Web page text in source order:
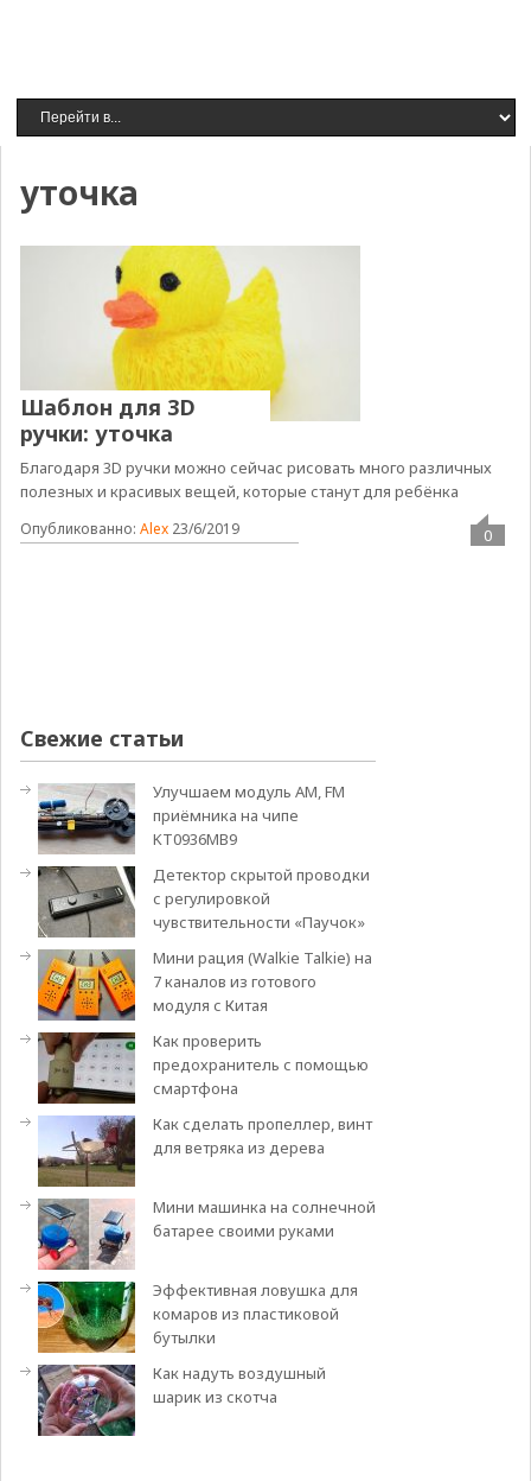
уточка
Шаблон для 3D
ручки: уточка
Благодаря 3D ручки можно сейчас рисовать много различных
полезных и красивых вещей, которые станут для ребёнка
Опубликованно: Alex 23/6/2019 0
Свежие статьи
Улучшаем модуль АМ, FM
приёмника на чипе
KT0936MB9
Детектор скрытой проводки
с регулировкой
чувствительности «Паучок»
Мини рация (Walkie Talkie) на
7 каналов из готового
модуля с Китая
Как проверить
предохранитель с помощью
смартфона
Как сделать пропеллер, винт
для ветряка из дерева
Мини машинка на солнечной
батарее своими руками
Эффективная ловушка для
комаров из пластиковой
бутылки
Как надуть воздушный
шарик из скотча